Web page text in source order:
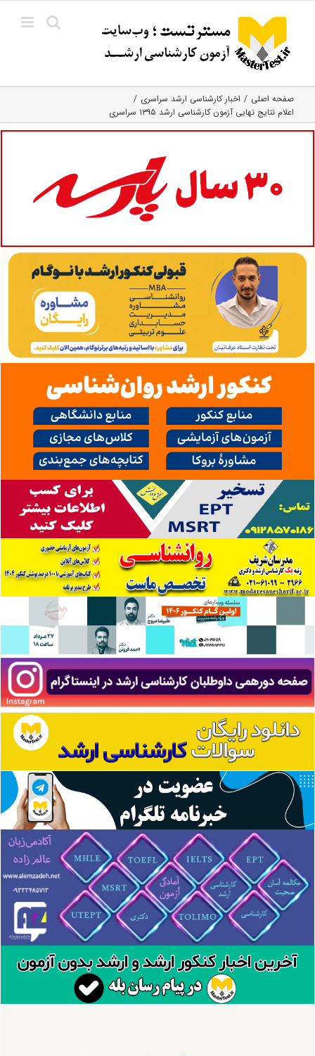
content
صفحه اصلی
اخبار کارشناسی ارشد سراسری
اعلام نتایج نهایی آزمون کارشناسی ارشد ۱۳۹۵ سراسری